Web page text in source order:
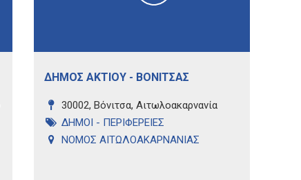
ΔΗΜΟΣ ΑΚΤΙΟΥ - ΒΟΝΙΤΣΑΣ
30002, Βόνιτσα, Αιτωλοακαρνανία
ΔΗΜΟΙ - ΠΕΡΙΦΕΡΕΙΕΣ
ΝΟΜΟΣ ΑΙΤΩΛΟΑΚΑΡΝΑΝΙΑΣ